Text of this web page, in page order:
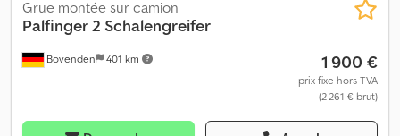
Bovenden 401 km
Grue montée sur camion
Palfinger2 Schalengreifer
1 900 €
prix fixe hors TVA
(2 261 € brut)